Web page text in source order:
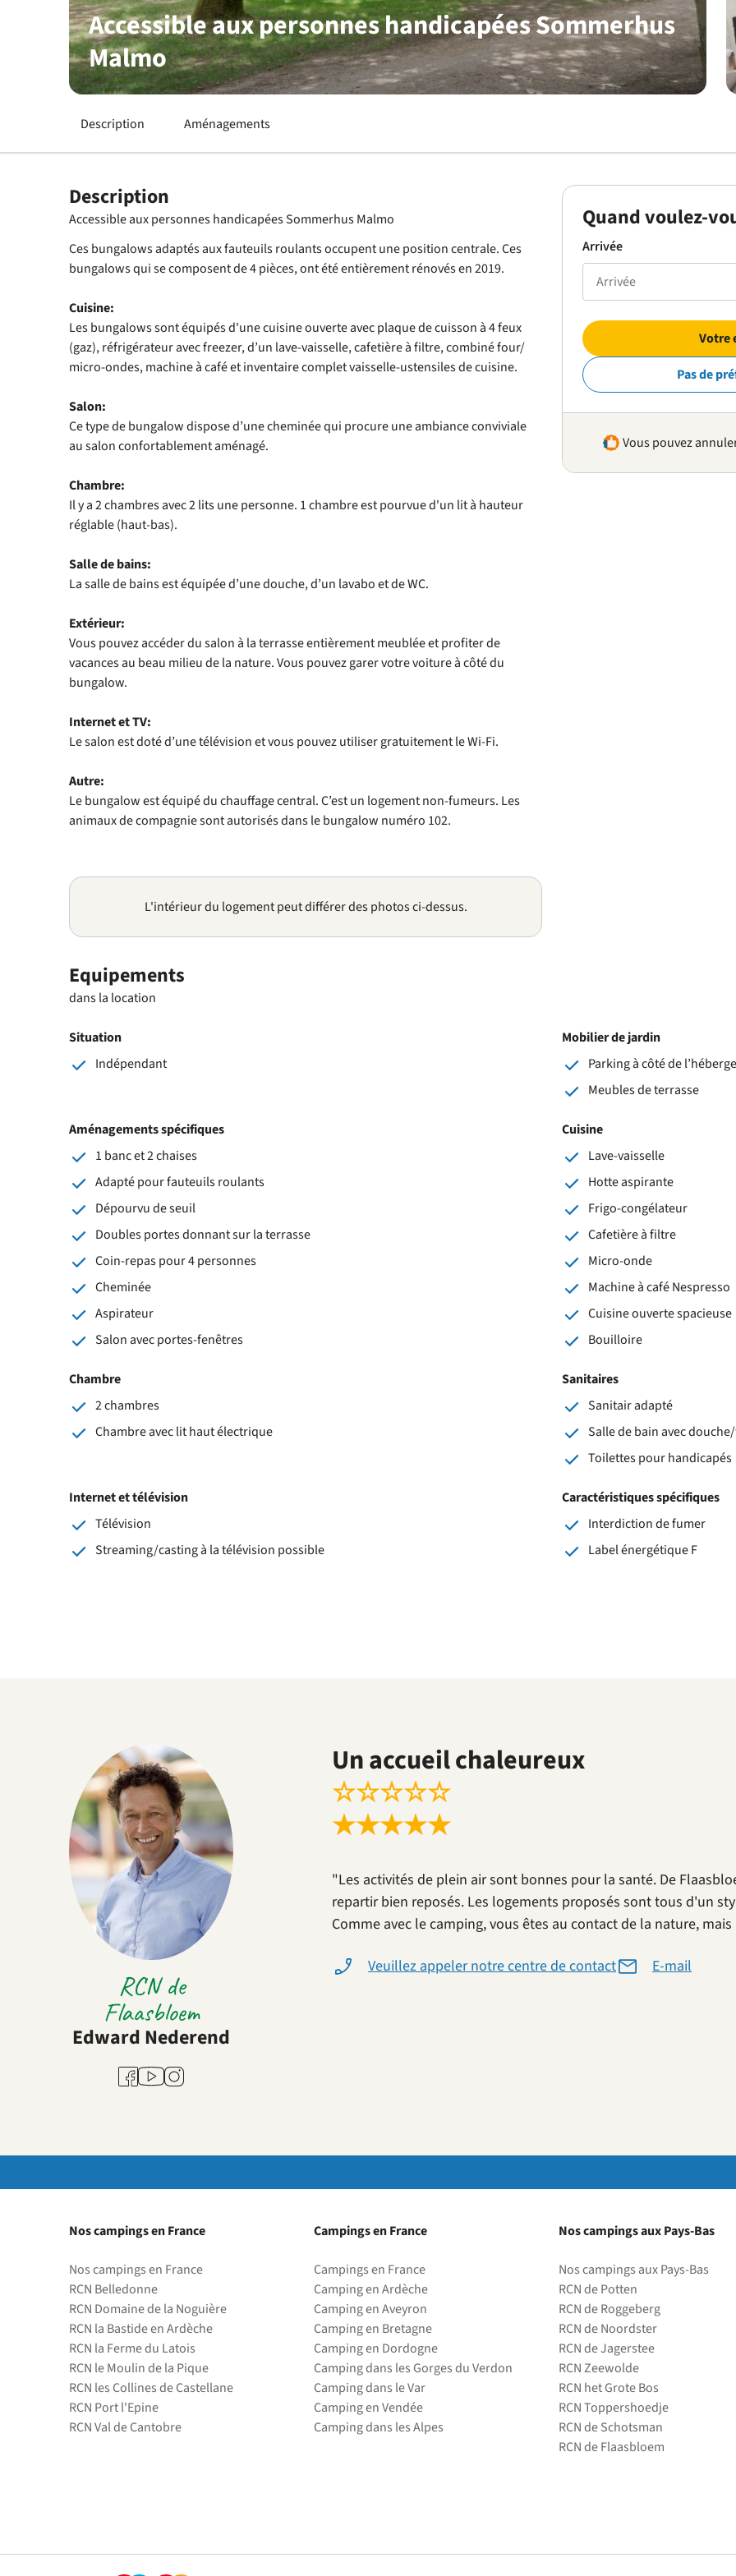
Accessible aux personnes handicapées Sommerhus
Malmo
Description Aménagements
Description
Accessible aux personnes handicapées Sommerhus Malmo
Ces bungalows adaptés aux fauteuils roulants occupent une position centrale. Ces
bungalows qui se composent de 4 pièces, ont été entièrement rénovés en 2019.
Cuisine:
Les bungalows sont équipés d'une cuisine ouverte avec plaque de cuisson à 4 feux
(gaz), réfrigérateur avec freezer, d’un lave-vaisselle, cafetière à filtre, combiné four/
micro-ondes, machine à café et inventaire complet vaisselle-ustensiles de cuisine.
Salon:
Ce type de bungalow dispose d’une cheminée qui procure une ambiance conviviale
au salon confortablement aménagé.
Chambre:
Il y a 2 chambres avec 2 lits une personne. 1 chambre est pourvue d'un lit à hauteur
réglable (haut-bas).
Salle de bains:
La salle de bains est équipée d’une douche, d’un lavabo et de WC.
Extérieur:
Vous pouvez accéder du salon à la terrasse entièrement meublée et profiter de
vacances au beau milieu de la nature. Vous pouvez garer votre voiture à côté du
bungalow.
Internet et TV:
Le salon est doté d’une télévision et vous pouvez utiliser gratuitement le Wi-Fi.
Autre:
Le bungalow est équipé du chauffage central. C’est un logement non-fumeurs. Les
animaux de compagnie sont autorisés dans le bungalow numéro 102.
L'intérieur du logement peut différer des photos ci-dessus.
Quand voulez-
Arrivée
Votre
Pas de
Vous pouvez
Equipements
dans la location
Situation
Indépendant
Mobilier de jardin
Parking à côté de
Meubles de terrasse
Aménagements spécifiques
1 banc et 2 chaises
Adapté pour fauteuils roulants
Dépourvu de seuil
Doubles portes donnant sur la terrasse
Coin-repas pour 4 personnes
Cheminée
Aspirateur
Salon avec portes-fenêtres
Cuisine
Lave-vaisselle
Hotte aspirante
Frigo-congélateur
Cafetière à filtre
Micro-onde
Machine à café Nespresso
Cuisine ouverte spacieuse
Bouilloire
Chambre
2 chambres
Chambre avec lit haut électrique
Sanitaires
Sanitair adapté
Salle de bain avec
Toilettes pour handicapés
Internet et télévision
Télévision
Streaming/casting à la télévision possible
Caractéristiques spécifiques
Interdiction de fumer
Label énergétique F
RCN de
Flaasbloem
Edward Nederend
Facebook
YoutubeInstagram
Un accueil chaleureux
☆☆☆☆☆
★★★★★
"Les activités de plein air sont bonnes pour la santé. De
repartir bien reposés. Les logements proposés sont tous d'un
Comme avec le camping, vous êtes au contact de la nature,
Veuillez appeler notre centre de contact E-mail
Nos campings en France
Nos campings en France
RCN Belledonne
RCN Domaine de la Noguière
RCN la Bastide en Ardèche
RCN la Ferme du Latois
RCN le Moulin de la Pique
RCN les Collines de Castellane
RCN Port l'Epine
RCN Val de Cantobre
Campings en France
Campings en France
Camping en Ardèche
Camping en Aveyron
Camping en Bretagne
Camping en Dordogne
Camping dans les Gorges du Verdon
Camping dans le Var
Camping en Vendée
Camping dans les Alpes
Nos campings aux Pays-Bas
Nos campings aux Pays-Bas
RCN de Potten
RCN de Roggeberg
RCN de Noordster
RCN de Jagerstee
RCN Zeewolde
RCN het Grote Bos
RCN Toppershoedje
RCN de Schotsman
RCN de Flaasbloem